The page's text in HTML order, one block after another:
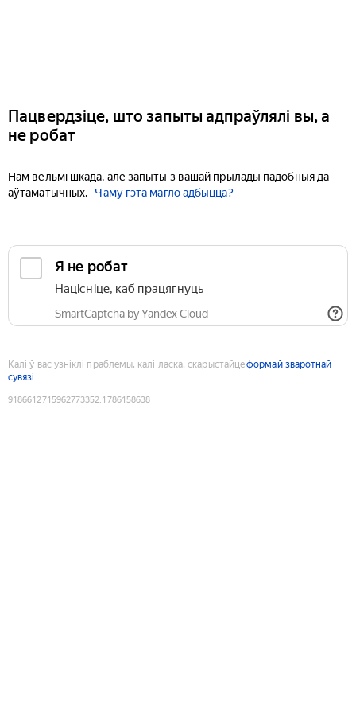
Пацвердзіце, што запыты адпраўлялі вы, а
не робат
Нам вельмі шкада, але запыты з вашай прылады падобныя да
аўтаматычных.
Чаму гэта магло адбыцца?
Я не робат
Націсніце, каб працягнуць
SmartCaptcha by Yandex Cloud
Калі ў вас узніклі праблемы, калі ласка, скарыстайцеформай зваротнай
сувязі
9186612715962773352:1786158638